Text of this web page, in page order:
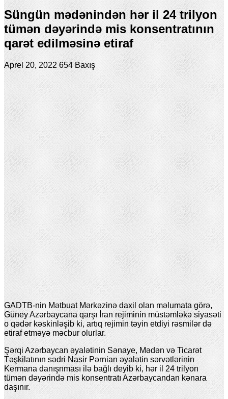
Süngün mədənindən hər il 24 trilyon
tümən dəyərində mis konsentratının
qarət edilməsinə etiraf
Aprel 20, 2022 654 Baxış
GADTB-nin Mətbuat Mərkəzinə daxil olan məlumata görə,
Güney Azərbaycana qarşı İran rejiminin müstəmləkə siyasəti
o qədər kəskinləşib ki, artıq rejimin təyin etdiyi rəsmilər də
etiraf etməyə məcbur olurlar.
Şərqi Azərbaycan əyalətinin Sənaye, Mədən və Ticarət
Təşkilatının sədri Nasir Pərnian əyalətin sərvətlərinin
Kermana danışnması ilə bağlı deyib ki, hər il 24 trilyon
tümən dəyərində mis konsentratı Azərbaycandan kənara
daşınır.